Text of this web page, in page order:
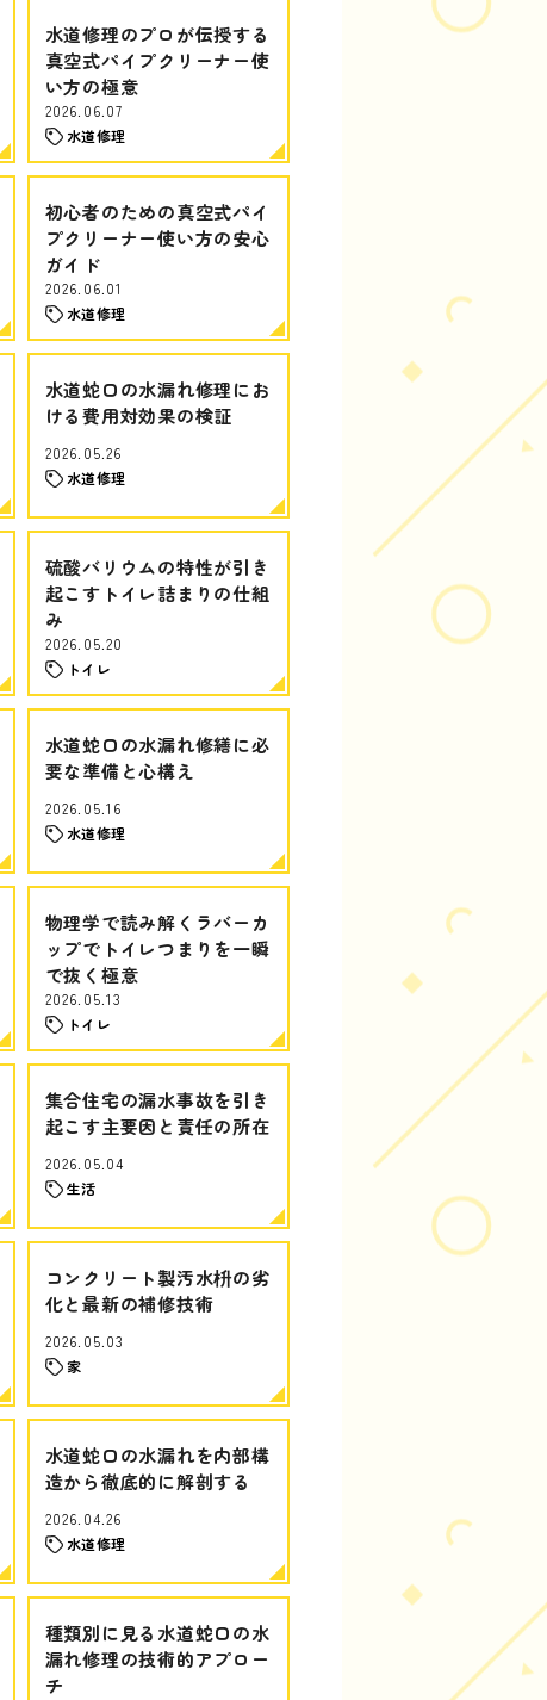
水道修理のプロが伝授する
真空式パイプクリーナー使
い方の極意
2026.06.07
水道修理
初心者のための真空式パイ
プクリーナー使い方の安心
ガイド
2026.06.01
水道修理
水道蛇口の水漏れ修理にお
ける費用対効果の検証
2026.05.26
水道修理
硫酸バリウムの特性が引き
起こすトイレ詰まりの仕組
み
2026.05.20
トイレ
水道蛇口の水漏れ修繕に必
要な準備と心構え
2026.05.16
水道修理
物理学で読み解くラバーカ
ップでトイレつまりを一瞬
で抜く極意
2026.05.13
トイレ
集合住宅の漏水事故を引き
起こす主要因と責任の所在
2026.05.04
生活
コンクリート製汚水枡の劣
化と最新の補修技術
2026.05.03
家
水道蛇口の水漏れを内部構
造から徹底的に解剖する
2026.04.26
水道修理
種類別に見る水道蛇口の水
漏れ修理の技術的アプロー
チ